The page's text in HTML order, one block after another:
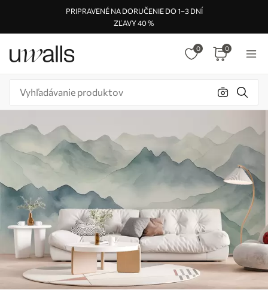
PRIPRAVENÉ NA DORUČENIE DO 1–3 DNÍ
ZĽAVY 40 %
0 0